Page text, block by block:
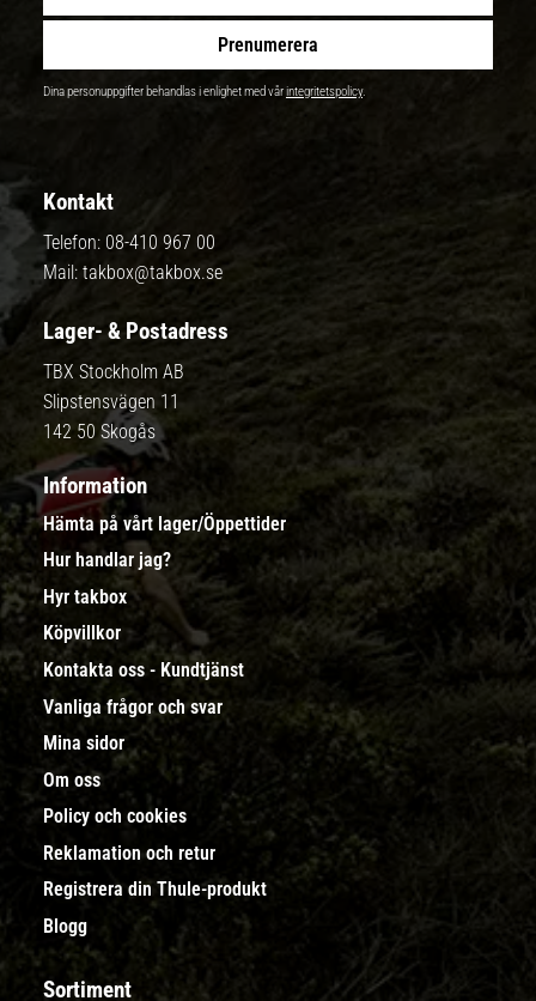
Prenumerera
Dina personuppgifter behandlas i enlighet med vårintegritetspolicy.
Kontakt
Telefon: 08-410 967 00
Mail: takbox@takbox.se
Lager- & Postadress
TBX Stockholm AB
Slipstensvägen 11
142 50 Skogås
Information
Hämta på vårt lager/Öppettider
Hur handlar jag?
Hyr takbox
Köpvillkor
Kontakta oss - Kundtjänst
Vanliga frågor och svar
Mina sidor
Om oss
Policy och cookies
Reklamation och retur
Registrera din Thule-produkt
Blogg
Sortiment